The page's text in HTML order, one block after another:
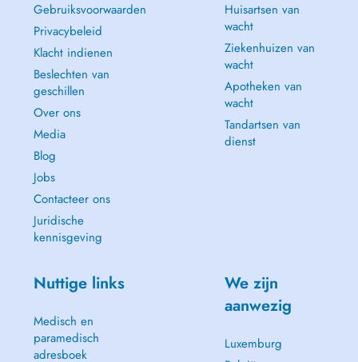
Gebruiksvoorwaarden
Privacybeleid
Klacht indienen
Beslechten van
geschillen
Over ons
Media
Blog
Jobs
Contacteer ons
Juridische
kennisgeving
Huisartsen van
wacht
Ziekenhuizen van
wacht
Apotheken van
wacht
Tandartsen van
dienst
Nuttige links
Medisch en
paramedisch
adresboek
We zijn
aanwezig
Luxemburg